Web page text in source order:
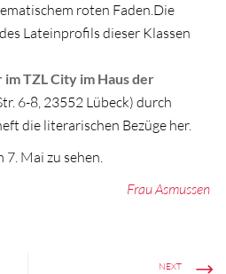
roten Faden.Die
Lateinprofils dieser Klassen
TZL City im Haus der
6-8, 23552 Lübeck) durch
die literarischen Bezüge her.
Mai zu sehen.
Frau Asmussen
NEXT